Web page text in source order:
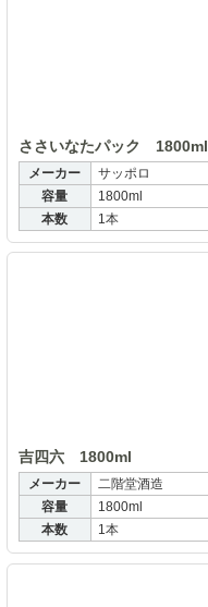
ささいなたパック 1800ml
メーカー
サッポロ
容量
1800ml
本数
1本
吉四六 1800ml
メーカー
二階堂酒造
容量
1800ml
本数
1本